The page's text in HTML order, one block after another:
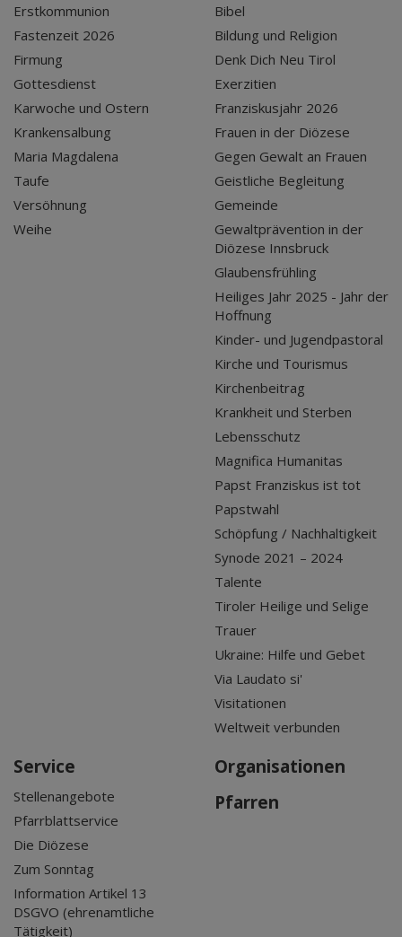
Erstkommunion
Fastenzeit 2026
Firmung
Gottesdienst
Karwoche und Ostern
Krankensalbung
Maria Magdalena
Taufe
Versöhnung
Weihe
Bibel
Bildung und Religion
Denk Dich Neu Tirol
Exerzitien
Franziskusjahr 2026
Frauen in der Diözese
Gegen Gewalt an Frauen
Geistliche Begleitung
Gemeinde
Gewaltprävention in der
Diözese Innsbruck
Glaubensfrühling
Heiliges Jahr 2025 - Jahr der
Hoffnung
Kinder- und Jugendpastoral
Kirche und Tourismus
Kirchenbeitrag
Krankheit und Sterben
Lebensschutz
Magnifica Humanitas
Papst Franziskus ist tot
Papstwahl
Schöpfung / Nachhaltigkeit
Synode 2021 – 2024
Talente
Tiroler Heilige und Selige
Trauer
Ukraine: Hilfe und Gebet
Via Laudato si'
Visitationen
Weltweit verbunden
Service
Stellenangebote
Pfarrblattservice
Die Diözese
Zum Sonntag
Information Artikel 13
DSGVO (ehrenamtliche
Tätigkeit)
Organisationen
Pfarren